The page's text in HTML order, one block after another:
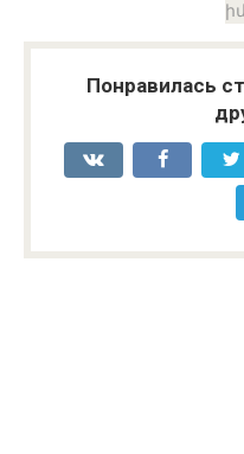
Понравилась